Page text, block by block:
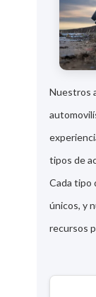
Nuestros
tipos de
Cada tipo
únicos, y
recursos